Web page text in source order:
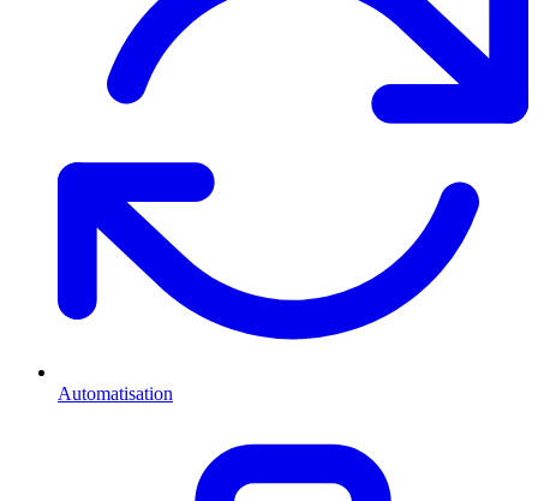
Automatisation